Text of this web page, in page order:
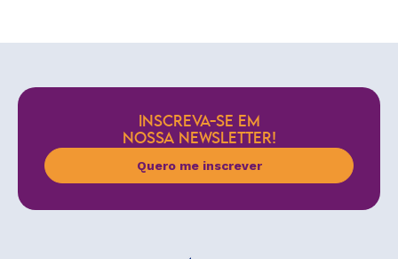
INSCREVA-SE EM
NOSSA NEWSLETTER!
Quero me inscrever